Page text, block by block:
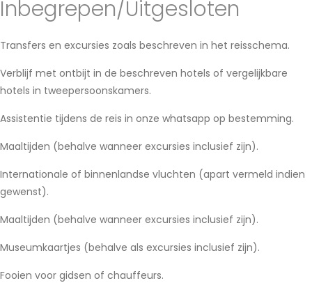
Inbegrepen/Uitgesloten
Transfers en excursies zoals beschreven in het reisschema.
Verblijf met ontbijt in de beschreven hotels of vergelijkbare
hotels in tweepersoonskamers.
Assistentie tijdens de reis in onze whatsapp op bestemming.
Maaltijden (behalve wanneer excursies inclusief zijn).
Internationale of binnenlandse vluchten (apart vermeld indien
gewenst).
Maaltijden (behalve wanneer excursies inclusief zijn).
Museumkaartjes (behalve als excursies inclusief zijn).
Fooien voor gidsen of chauffeurs.